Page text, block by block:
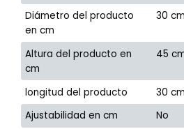
Diámetro del producto
en cm
30 cm
Altura del producto en
cm
45
longitud del producto
30 cm
Ajustabilidad en cm
No